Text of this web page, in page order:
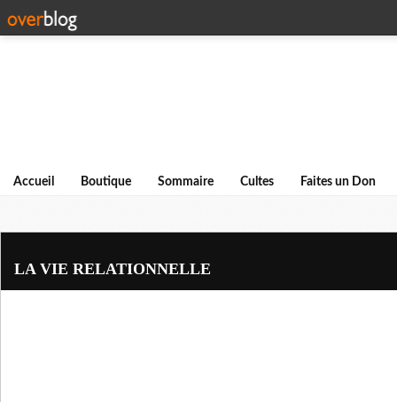
Accueil Boutique Sommaire Cultes Faites un Don
LA VIE RELATIONNELLE